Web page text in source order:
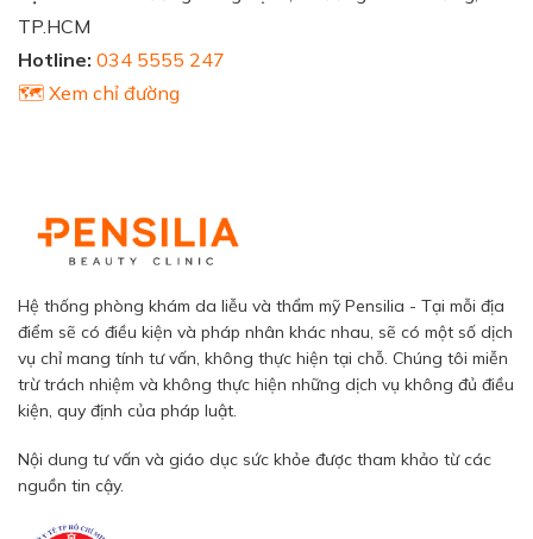
TP.HCM
Hotline: 034 5555 247
🗺️ Xem chỉ đường
Hệ thống phòng khám da liễu và thẩm mỹ Pensilia - Tại mỗi địa
điểm sẽ có điều kiện và pháp nhân khác nhau, sẽ có một số dịch
vụ chỉ mang tính tư vấn, không thực hiện tại chỗ. Chúng tôi miễn
trừ trách nhiệm và không thực hiện những dịch vụ không đủ điều
kiện, quy định của pháp luật.
Nội dung tư vấn và giáo dục sức khỏe được tham khảo từ các
nguồn tin cậy.